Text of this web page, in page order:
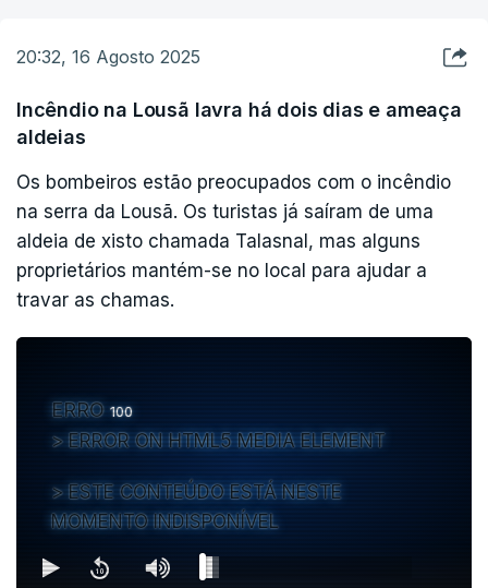
20:32, 16 Agosto 2025
Incêndio na Lousã lavra há dois dias e ameaça
aldeias
Os bombeiros estão preocupados com o incêndio
na serra da Lousã. Os turistas já saíram de uma
aldeia de xisto chamada Talasnal, mas alguns
proprietários mantém-se no local para ajudar a
travar as chamas.
ERRO100
ERROR ON HTML5 MEDIA ELEMENT
ESTE CONTEÚDO ESTÁ NESTE
MOMENTO INDISPONÍVEL